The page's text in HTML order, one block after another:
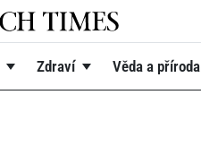
Zdraví Věda a příroda